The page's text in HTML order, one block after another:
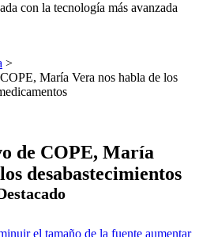
con la tecnología más avanzada
>
María Vera nos habla de los
de COPE, María
desabastecimientos
el tamaño de la fuente aumentar